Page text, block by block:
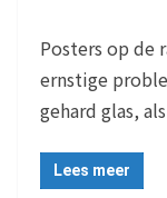
Posters op de
ernstige
gehard glas,
Lees meer